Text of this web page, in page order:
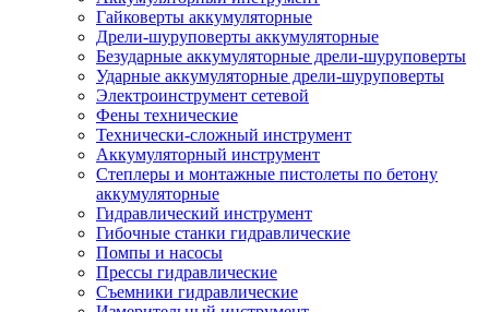
Гайковерты аккумуляторные
Дрели-шуруповерты аккумуляторные
Безударные аккумуляторные дрели-шуруповерты
Ударные аккумуляторные дрели-шуруповерты
Электроинструмент сетевой
Фены технические
Технически-сложный инструмент
Аккумуляторный инструмент
Степлеры и монтажные пистолеты по бетону
аккумуляторные
Гидравлический инструмент
Гибочные станки гидравлические
Помпы и насосы
Прессы гидравлические
Съемники гидравлические